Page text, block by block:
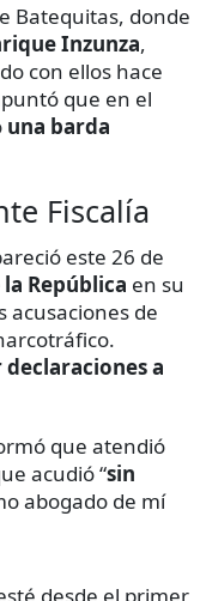
Batequitas, donde
Inzunza,
con ellos hace
que en el
una barda
Fiscalía
este 26 de
República en su
acusaciones de
a
que atendió
acudió “sin
abogado de mí
desde el primer